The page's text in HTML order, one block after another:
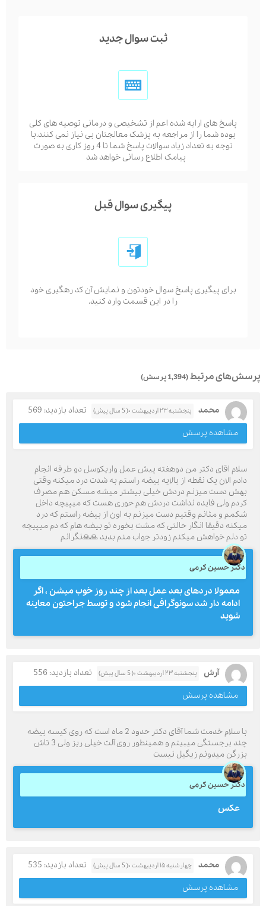
ثبت سوال جدید
پاسخ های ارایه شده اعم از تشخیصی و درمانی توصیه های کلی
بوده شما را از مراجعه به پزشک معالجتان بی نیاز نمی کنند.با
توجه به تعداد زیاد سوالات پاسخ شما تا 4 روز کاری به صورت
پیامک اطلاع رسانی خواهد شد
پیگیری سوال قبل
برای پیگیری پاسخ سوال خودتون و نمایش آن کد رهگیری خود
را در این قسمت وارد کنید.
پرسش‌های مرتبط(1,394 پرسش)
محمد پنجشنبه ۲۳ اردیبهشت ۰( 5 سال پیش)
تعداد بازدید: 569
مشاهده پرسش
سلام اقای دکتر من دوهفته پیش عمل واریکوسل دو طرفه انجام
دادم الان یک نقطه از بالایه بیضه راستم به شدت درد میکنه وقتی
بهش دست میزنم دردش خیلی بیشتر میشه مسکن هم مصرف
کردم ولی فایده نداشت دردش هم حوری هست که میپیچه داخل
شکمم و مثانم وقتیم دست میزنم به اون از بیضه راستم که درد
میکنه دقیقا انگار حالتی که مشت بخوره تو بیضه هام که دم میپیچه
تو دلم خواهش میکنم زودتر جواب منم بدید 🙏🙏نگرانم
دکتر حسین کرمی
معمولا دردهای بعد عمل بعد از چند روز خوب میشن ، اگر
ادامه دار شد سونوگرافی انجام شود و توسط جراحتون معاینه
شوید
آرش پنجشنبه ۲۳ اردیبهشت ۰( 5 سال پیش)
تعداد بازدید: 556
مشاهده پرسش
با سلام خدمت شما آقای دکتر حدود 2 ماه است که روی کیسه بیضه
چند برجستگی میبینم و همینطور روی آلت خیلی ریز ولی 3 تاش
بزرگن میدونم زیگیل نیست
دکتر حسین کرمی
عکس
محمد چهارشنبه ۱۵ اردیبهشت ۰( 5 سال پیش)
تعداد بازدید: 535
مشاهده پرسش